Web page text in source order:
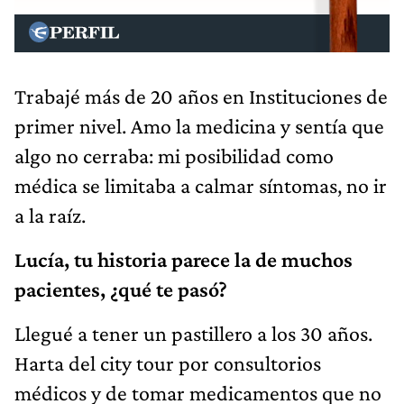
Trabajé más de 20 años en Instituciones de
primer nivel. Amo la medicina y sentía que
algo no cerraba: mi posibilidad como
médica se limitaba a calmar síntomas, no ir
a la raíz.
Lucía, tu historia parece la de muchos
pacientes, ¿qué te pasó?
Llegué a tener un pastillero a los 30 años.
Harta del city tour por consultorios
médicos y de tomar medicamentos que no